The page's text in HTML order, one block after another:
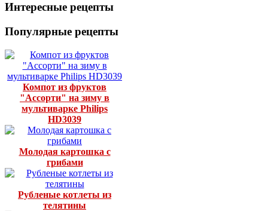
Интересные рецепты
Популярные рецепты
Компот из фруктов
"Ассорти" на зиму в
мультиварке Philips
HD3039
Молодая картошка с
грибами
Рубленые котлеты из
телятины